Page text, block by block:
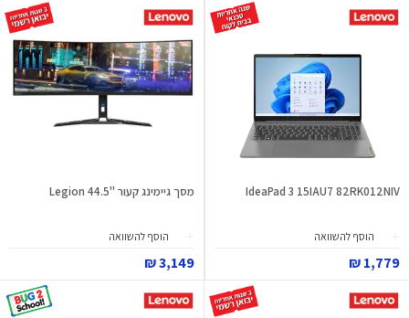
IdeaPad 3 15IAU7 82RK012NIV
הוסף להשוואה
1,779 ₪
מסך גיימינג קעור "44.5 Legion
הוסף להשוואה
3,149 ₪